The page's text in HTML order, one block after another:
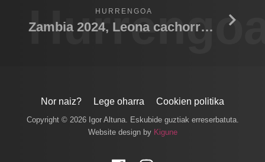
HURRENGOA
Zambia 2024, Leona cachorros andando
Nor naiz? Lege oharra Cookien politika
Copyright © 2026 Igor Altuna. Eskubide guztiak erreserbatuta.
Website design by Kigune